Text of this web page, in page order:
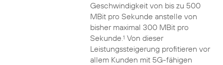
Geschwindigkeit von bis zu 500
MBit pro Sekunde anstelle von
bisher maximal 300 MBit pro
Sekunde.1 Von dieser
Leistungssteigerung profitieren vor
allem Kunden mit 5G-fähigen